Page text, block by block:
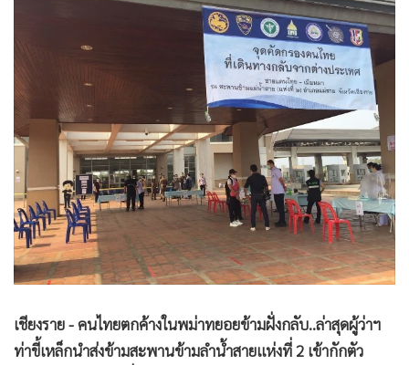
CbizReview
• Cyber BIZ
•
ผู้จัดกวน
• Good health & Well-being
• Green Innovation & SD
•
Management & HR
• MGR Live
• Infographic
• การเมือง
• กีฬา
• ต่างประเทศ
เชียงราย - คนไทยตกค้างในพม่าทยอยข้ามฝั่งกลับ..ล่าสุดผู้ว่าฯ
ท่าขี้เหล็กนำส่งข้ามสะพานข้ามลำน้ำสายแห่งที่ 2 เข้ากักตัว